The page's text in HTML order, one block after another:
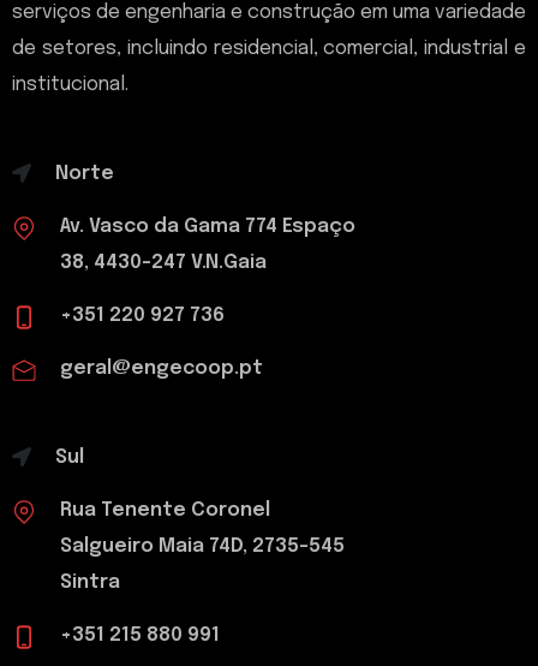
serviços de engenharia e construção em uma variedade
de setores, incluindo residencial, comercial, industrial e
institucional.
Norte
Av. Vasco da Gama 774 Espaço
38, 4430-247 V.N.Gaia
+351 220 927 736
geral@engecoop.pt
Sul
Rua Tenente Coronel
Salgueiro Maia 74D, 2735-545
Sintra
+351 215 880 991